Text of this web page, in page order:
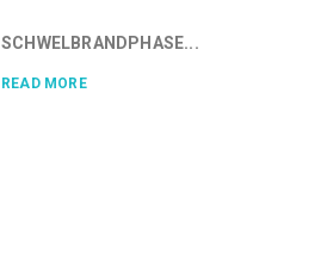
SCHWELBRANDPHASE...
READ MORE